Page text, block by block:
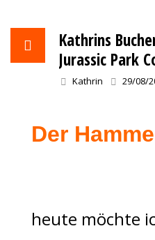
Kathrins
Jurassic Park
Kathrin 29/08/
Der
heute möchte